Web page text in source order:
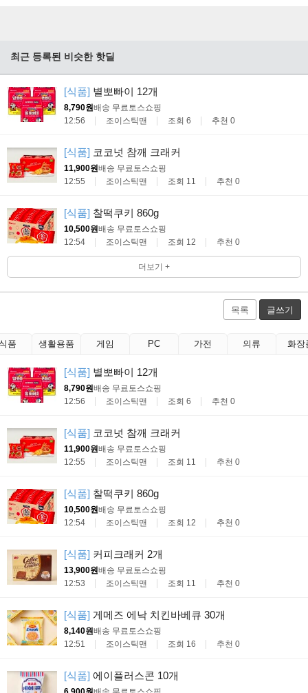
최근 등록된 비슷한 핫딜
[식품] 별뽀빠이 12개
8,790원배송 무료토스쇼핑
12:56
조이스틱맨 조회 6 추천 0
[식품] 코코넛 참깨 크래커
11,900원배송 무료토스쇼핑
12:55
조이스틱맨 조회 11 추천 0
[식품] 찰떡쿠키 860g
10,500원배송 무료토스쇼핑
12:54
조이스틱맨 조회 12 추천 0
더보기 +
목록 글쓰기
품 생활용품 게임 PC 가전 의류 화장
[식품] 별뽀빠이 12개
8,790원배송 무료토스쇼핑
12:56
조이스틱맨 조회 6 추천 0
[식품] 코코넛 참깨 크래커
11,900원배송 무료토스쇼핑
12:55
조이스틱맨 조회 11 추천 0
[식품] 찰떡쿠키 860g
10,500원배송 무료토스쇼핑
12:54
조이스틱맨 조회 12 추천 0
[식품] 커피크래커 2개
13,900원배송 무료토스쇼핑
12:53
조이스틱맨 조회 11 추천 0
[식품] 게메즈 에낙 치킨바베큐 30개
8,140원배송 무료토스쇼핑
12:51
조이스틱맨 조회 16 추천 0
[식품] 에이플러스콘 10개